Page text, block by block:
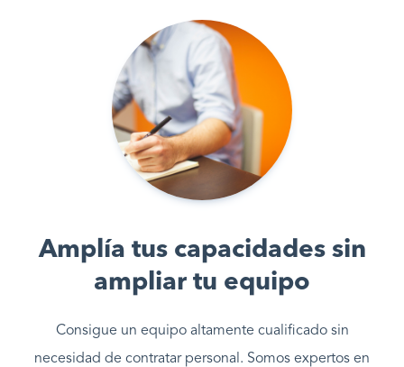
Amplía tus capacidades sin
ampliar tu equipo
Consigue un equipo altamente cualificado sin
necesidad de contratar personal. Somos expertos en